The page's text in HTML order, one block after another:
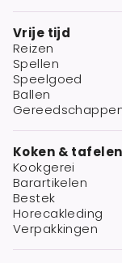
Vrije tijd
Reizen
Spellen
Speelgoed
Ballen
Koken & tafelen
Kookgerei
Barartikelen
Bestek
Horecakleding
Verpakkingen